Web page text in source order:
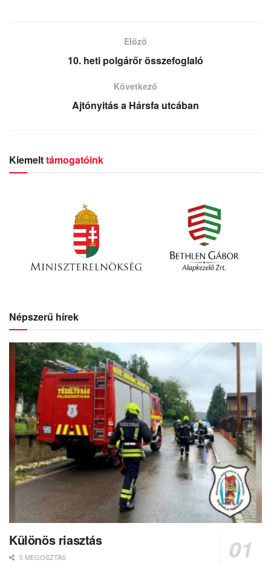
Előző
10. heti polgárőr összefoglaló
Következő
Ajtónyitás a Hársfa utcában
Kiemelttámogatóink
Népszerű hírek
Különös riasztás
0 MEGOSZTÁS